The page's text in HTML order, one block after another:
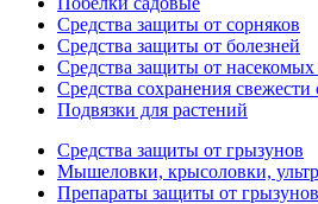
Средства защиты от сорняков
Средства защиты от болезней
Средства защиты от насекомых
Средства сохранения
Подвязки для растений
Средства защиты от грызунов
Мышеловки, крысоловки,
Препараты защиты от грызунов